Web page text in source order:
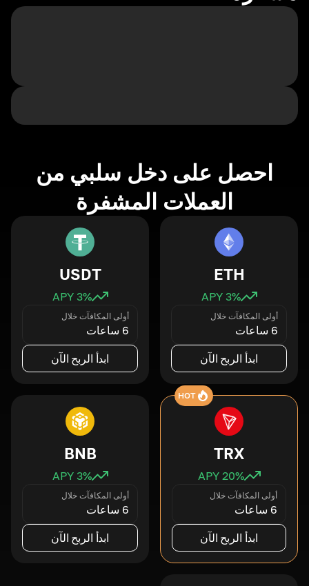
احصل على دخل سلبي من
العملات المشفرة
ETH
3% APY
أولى المكافآت خلال
6 ساعات
ابدأ الربح الآن
USDT
3% APY
أولى المكافآت خلال
6 ساعات
ابدأ الربح الآن
HOT
TRX
20% APY
أولى المكافآت خلال
6 ساعات
ابدأ الربح الآن
BNB
3% APY
أولى المكافآت خلال
6 ساعات
ابدأ الربح الآن